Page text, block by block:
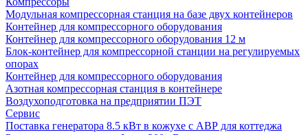
Модульная компрессорная станция на базе двух контейнеров
Контейнер для компрессорного оборудования
Контейнер для компрессорного оборудования 12 м
Блок-контейнер для компрессорной станции на регулируемых
опорах
Контейнер для компрессорного оборудования
Азотная компрессорная станция в контейнере
Воздухоподготовка на предприятии ПЭТ
Сервис
Поставка генератора 8.5 кВт в кожухе с АВР для коттеджа